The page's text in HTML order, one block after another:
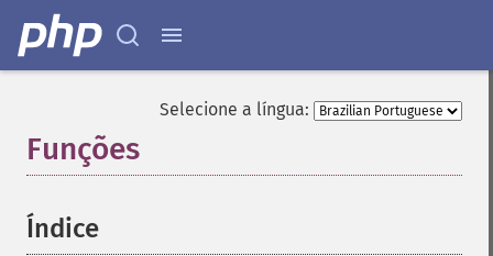
Selecione a língua:
Funções
Índice